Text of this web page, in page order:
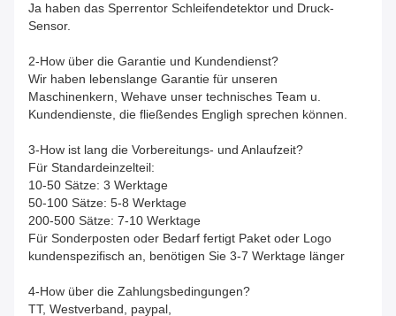
Ja haben das Sperrentor Schleifendetektor und Druck-
Sensor.
2-How über die Garantie und Kundendienst?
Wir haben lebenslange Garantie für unseren
Maschinenkern, Wehave unser technisches Team u.
Kundendienste, die fließendes Engligh sprechen können.
3-How ist lang die Vorbereitungs- und Anlaufzeit?
Für Standardeinzelteil:
10-50 Sätze: 3 Werktage
50-100 Sätze: 5-8 Werktage
200-500 Sätze: 7-10 Werktage
Für Sonderposten oder Bedarf fertigt Paket oder Logo
kundenspezifisch an, benötigen Sie 3-7 Werktage länger
4-How über die Zahlungsbedingungen?
TT, Westverband, paypal,